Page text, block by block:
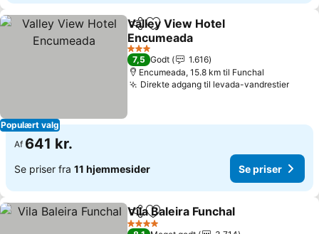
Populært valg
Del Føj til favoritter
Valley View Hotel
Encumeada
3 Stjerner
7,5 Godt
1.616
Encumeada, 15.8 km til Funchal
Direkte adgang til levada-vandrestier
Af 641 kr.
Se priser fra 11 hjemmesider Se priser
Del Føj til favoritter
Vila Baleira Funchal
4 Stjerner